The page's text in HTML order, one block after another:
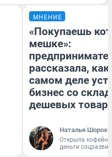
МНЕНИЕ
«Покупаешь
мешке»:
рассказала, как
самом деле
бизнес со
дешевых
Наталья
Открыла
деньги